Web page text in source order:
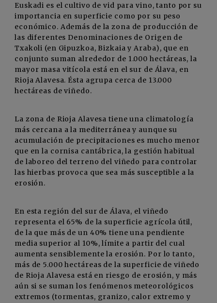
Euskadi es el cultivo de vid para vino, tanto por su
importancia en superficie como por su peso
económico. Además de la zona de producción de
las diferentes Denominaciones de Origen de
Txakoli (en Gipuzkoa, Bizkaia y Araba), que en
conjunto suman alrededor de 1.000 hectáreas, la
mayor masa vitícola está en el sur de Álava, en
Rioja Alavesa. Ésta agrupa cerca de 13.000
hectáreas de viñedo.
La zona de Rioja Alavesa tiene una climatología
más cercana a la mediterránea y aunque su
acumulación de precipitaciones es mucho menor
que en la cornisa cantábrica, la gestión habitual
de laboreo del terreno del viñedo para controlar
las hierbas provoca que sea más susceptible a la
erosión.
En esta región del sur de Álava, el viñedo
representa el 65% de la superficie agrícola útil,
de la que más de un 40% tiene una pendiente
media superior al 10%, límite a partir del cual
aumenta sensiblemente la erosión. Por lo tanto,
más de 5.000 hectáreas de la superficie de viñedo
de Rioja Alavesa está en riesgo de erosión, y más
aún si se suman los fenómenos meteorológicos
extremos (tormentas, granizo, calor extremo y